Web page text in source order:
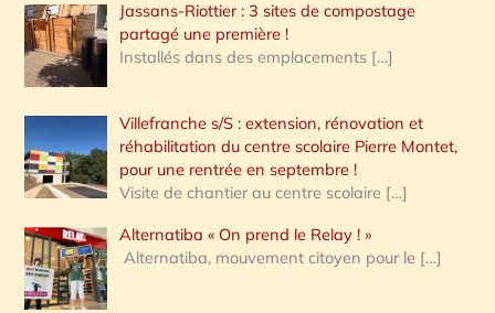
Jassans-Riottier : 3 sites de compostage
partagé une première !
Installés dans des emplacements […]
Villefranche s/S : extension, rénovation et
réhabilitation du centre scolaire Pierre Montet,
pour une rentrée en septembre !
Visite de chantier au centre scolaire […]
Alternatiba « On prend le Relay ! »
Alternatiba, mouvement citoyen pour le […]